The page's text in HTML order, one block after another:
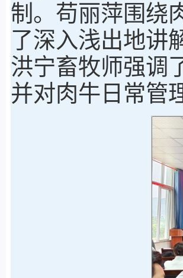
制。苟丽萍围绕
了深入浅出地讲
洪宁畜牧师强调
并对肉牛日常管